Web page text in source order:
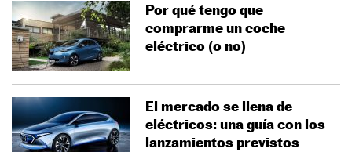
Por qué tengo que
comprarme un coche
eléctrico (o no)
El mercado se llena de
eléctricos: una guía con los
lanzamientos previstos